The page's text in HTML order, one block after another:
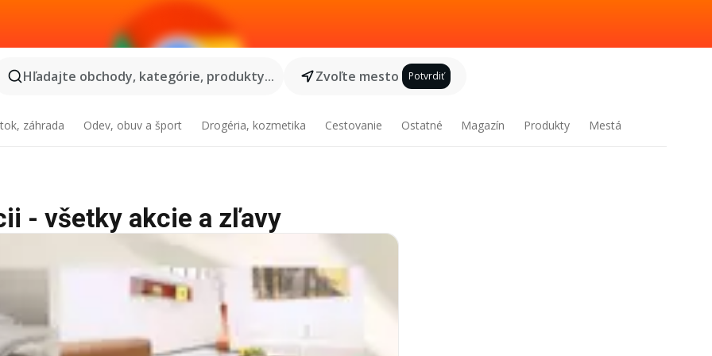
Hľadajte obchody, kategórie, produkty... Zvoľte mesto Potvrdiť
záhrada Odev, obuv a šport Drogéria, kozmetika Cestovanie Ostatné Magazín Produkty Mestá
- všetky akcie a zľavy